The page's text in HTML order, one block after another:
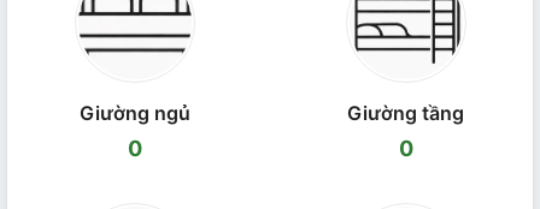
Giường ngủ
0
Giường tầng
0